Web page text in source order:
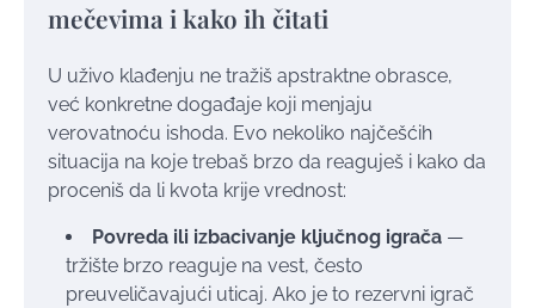
mečevima i kako ih čitati
U uživo klađenju ne tražiš apstraktne obrasce,
već konkretne događaje koji menjaju
verovatnoću ishoda. Evo nekoliko najčešćih
situacija na koje trebaš brzo da reaguješ i kako da
proceniš da li kvota krije vrednost:
Povreda ili izbacivanje ključnog igrača —
tržište brzo reaguje na vest, često
preuveličavajući uticaj. Ako je to rezervni igrač